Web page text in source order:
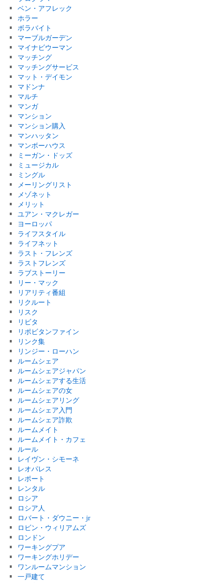
ベン・アフレック
ホラー
ボラバイト
マーブルガーデン
マイナビウーマン
マッチング
マッチングサービス
マット・デイモン
マドンナ
マルチ
マンガ
マンション
マンション購入
マンハッタン
マンボーハウス
ミーガン・ドッズ
ミュージカル
ミングル
メーリングリスト
メゾネット
メリット
ユアン・マクレガー
ヨーロッパ
ライフスタイル
ライフネット
ラスト・フレンズ
ラストフレンズ
ラブストーリー
リー・マック
リアリティ番組
リクルート
リスク
リビタ
リポビタンファイン
リンク集
リンジー・ローハン
ルームシェア
ルームシェアジャパン
ルームシェアする生活
ルームシェアの女
ルームシェアリング
ルームシェア入門
ルームシェア詐欺
ルームメイト
ルームメイト・カフェ
ルール
レイヴン・シモーネ
レオパレス
レポート
レンタル
ロシア
ロシア人
ロバート・ダウニー・jr
ロビン・ウィリアムズ
ロンドン
ワーキングプア
ワーキングホリデー
ワンルームマンション
一戸建て